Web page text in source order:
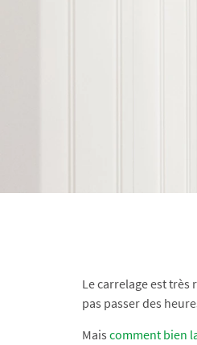
Le carrelage est très
pas passer des
Mais comment bien